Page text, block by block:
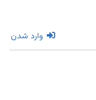
وارد شدن